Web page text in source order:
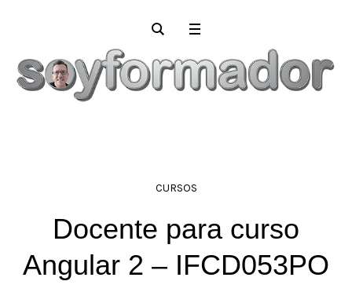
CURSOS
Docente para curso
Angular 2 – IFCD053PO